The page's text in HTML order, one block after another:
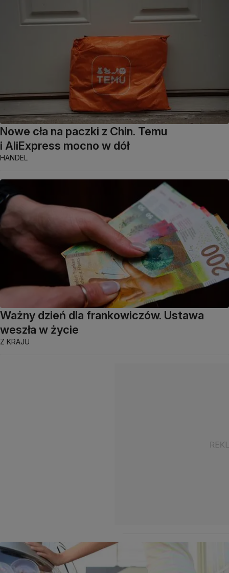
Nowe cła na paczki z Chin. Temu
i AliExpress mocno w dół
HANDEL
Ważny dzień dla frankowiczów. Ustawa
weszła w życie
Z KRAJU